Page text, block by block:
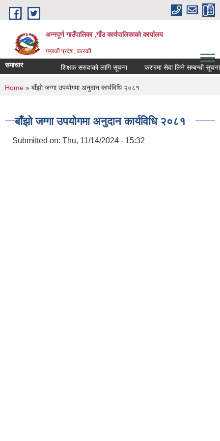
Skip to main content
अन्नपूर्ण गाउँपालिका ,गाँउ कार्यपालिकाको कार्यालय
गण्डकी प्रदेश, कास्की
समाचार शिक्षक सरुवाको लागि सूचना करारमा सेवा लिने सम्बन्धी सूचना ।
You are here
Home » बाँझो जग्गा उपयोगमा अनुदान कार्यविधि २०८१
बाँझो जग्गा उपयोगमा अनुदान कार्यविधि २०८१
Submitted on: Thu, 11/14/2024 - 15:32